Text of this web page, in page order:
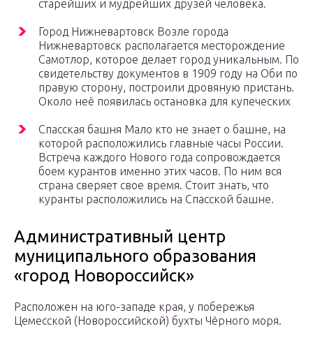
старейших и мудрейших друзей человека.
Город Нижневартовск Возле города
Нижневартовск располагается месторождение
Самотлор, которое делает город уникальным. По
свидетельству документов в 1909 году на Оби по
правую сторону, построили дровяную пристань.
Около неё появилась остановка для купеческих
Спасская башня Мало кто не знает о башне, на
которой расположились главные часы России.
Встреча каждого Нового года сопровождается
боем курантов именно этих часов. По ним вся
страна сверяет свое время. Стоит знать, что
куранты расположились на Спасской башне.
Административный центр
муниципального образования
«город Новороссийск»
Расположен на юго-западе края, у побережья
Цемесской (Новороссийской) бухты Чёрного моря.